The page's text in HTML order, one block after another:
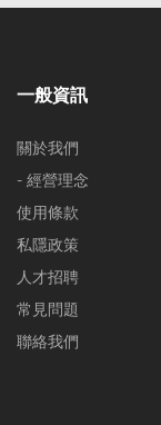
一般資訊
關於我們
- 經營理念
使用條款
私隱政策
人才招聘
常見問題
聯絡我們